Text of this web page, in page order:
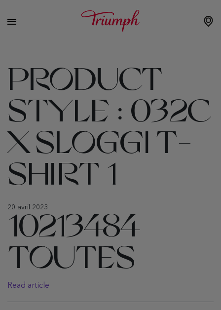
PRODUCT
STYLE : 032C
X SLOGGI T-
SHIRT 1
20 avril 2023
10213484
TOUTES
Read article